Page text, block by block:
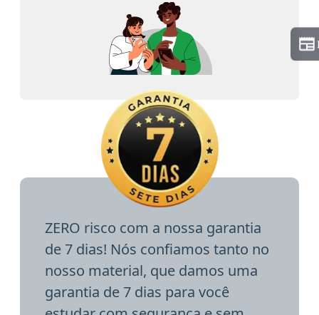
ZERO risco com a nossa garantia
de 7 dias! Nós confiamos tanto no
nosso material, que damos uma
garantia de 7 dias para você